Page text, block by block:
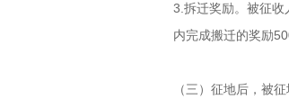
3.拆迁奖励。被征收
内完成搬迁的奖励
（三）征地后，被